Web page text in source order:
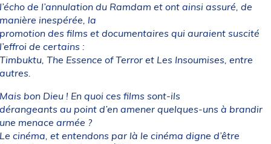
de l’annulation du Ramdam et ont ainsi assuré, de
inespérée, la
des films et documentaires qui auraient suscité
de certains :
The Essence of Terror et Les Insoumises, entre
bon Dieu ! En quoi ces films sont-ils
au point d’en amener quelques-uns à brandir
menace armée ?
cinéma, et entendons par là le cinéma digne d’être